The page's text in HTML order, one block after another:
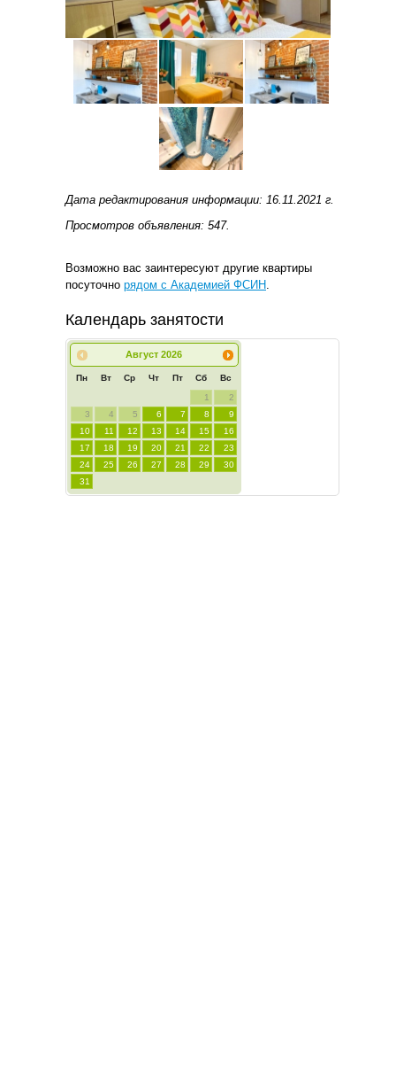
Дата редактирования информации: 16.11.2021 г.
Просмотров объявления: 547.
Возможно вас заинтересуют другие квартиры
посуточно рядом с Академией ФСИН
Календарь занятости
Август 2026
Пн Вт Ср Чт Пт Сб Вс
1
2
3
4 5 6 7 8
9
10
11 12 13 14 15
16
17
18 19 20 21 22
23
24
25 26 27 28 29
30
31